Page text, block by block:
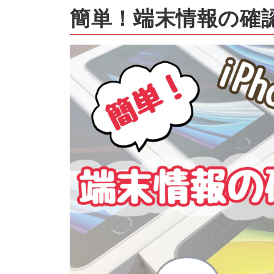
簡単！端末情報の確